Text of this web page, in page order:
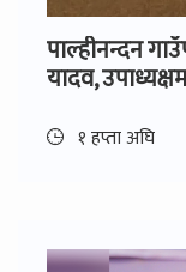
पाल्हीनन्दन
यादव,
१ हप्ता अघि